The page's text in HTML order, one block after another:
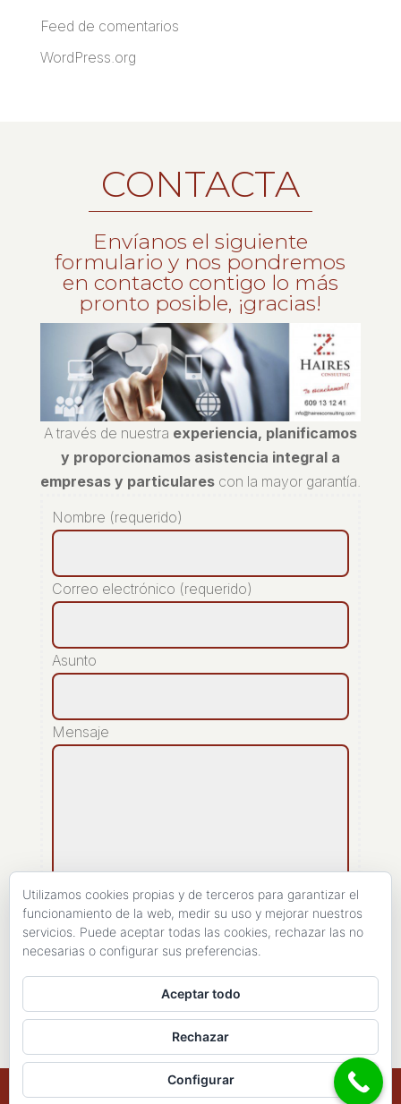
Feed de comentarios
WordPress.org
CONTACTA
Envíanos el siguiente
formulario y nos pondremos
en contacto contigo lo más
pronto posible, ¡gracias!
A través de nuestra experiencia, planificamos
y proporcionamos asistencia integral a
empresas y particularescon la mayor garantía.
Nombre (requerido)
Correo electrónico (requerido)
Asunto
Mensaje
[recaptcha]
Copyright 1998- 2026 - Haires Consulting. All
Utilizamos cookies propias y de terceros para garantizar el
funcionamiento de la web, medir su uso y mejorar nuestros
servicios. Puede aceptar todas las cookies, rechazar las no
necesarias o configurar sus preferencias.
Aceptar todo
Rechazar
Configurar